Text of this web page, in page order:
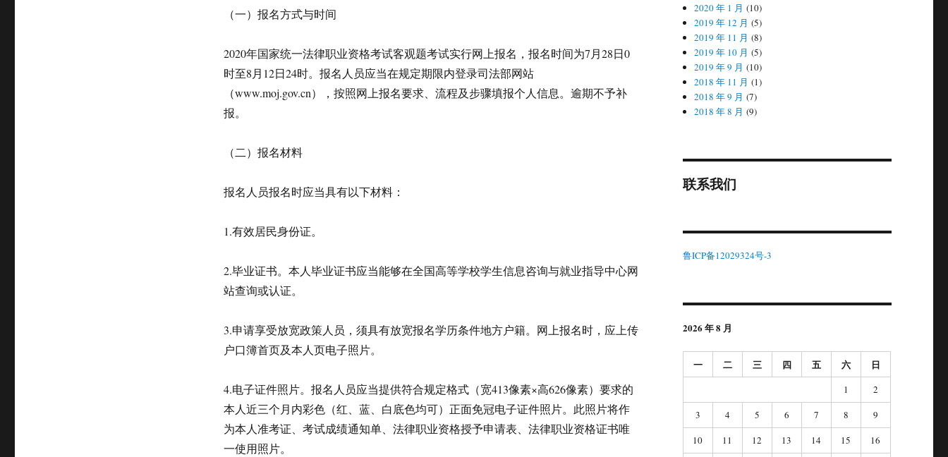
（一）报名方式与时间
2020年国家统一法律职业资格考试客观题考试实行网上报名，报名时间为7月28日0
时至8月12日24时。报名人员应当在规定期限内登录司法部网站
（www.moj.gov.cn），按照网上报名要求、流程及步骤填报个人信息。逾期不予补
报。
（二）报名材料
报名人员报名时应当具有以下材料：
1.有效居民身份证。
2.毕业证书。本人毕业证书应当能够在全国高等学校学生信息咨询与就业指导中心网
站查询或认证。
3.申请享受放宽政策人员，须具有放宽报名学历条件地方户籍。网上报名时，应上传
户口簿首页及本人页电子照片。
4.电子证件照片。报名人员应当提供符合规定格式（宽413像素×高626像素）要求的
本人近三个月内彩色（红、蓝、白底色均可）正面免冠电子证件照片。此照片将作
为本人准考证、考试成绩通知单、法律职业资格授予申请表、法律职业资格证书唯
一使用照片。
2020 年 1 月 (10)
2019 年 12 月 (5)
2019 年 11 月 (8)
2019 年 10 月 (5)
2019 年 9 月 (10)
2018 年 11 月 (1)
2018 年 9 月 (7)
2018 年 8 月 (9)
联系我们
鲁ICP备12029324号-3
2026 年 8 月
一 二 三 四 五 六 日
1
2
3
4 5 6 7 8
9
10
11 12 13 14 15 16